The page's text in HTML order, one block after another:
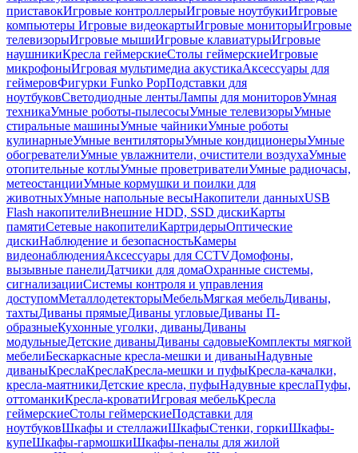
приставокИгровые контроллерыИгровые ноутбукиИгровые
компьютеры Игровые видеокартыИгровые мониторыИгровые
телевизорыИгровые мышиИгровые клавиатурыИгровые
наушникиКресла геймерскиеСтолы геймерскиеИгровые
микрофоныИгровая мультимедиа акустикаАксессуары для
геймеровФигурки Funko PopПодставки для
ноутбуковСветодиодные лентыЛампы для мониторовУмная
техникаУмные роботы-пылесосыУмные телевизорыУмные
стиральные машиныУмные чайникиУмные роботы
кулинарныеУмные вентиляторыУмные кондиционерыУмные
обогревателиУмные увлажнители, очистители воздухаУмные
отопительные котлыУмные проветривателиУмные радиочасы,
метеостанцииУмные кормушки и поилки для
животныхУмные напольные весыНакопители данныхUSB
Flash накопителиВнешние HDD, SSD дискиКарты
памятиСетевые накопителиКартридерыОптические
дискиНаблюдение и безопасностьКамеры
видеонаблюденияАксессуары для CCTVДомофоны,
вызывные панелиДатчики для домаОхранные системы,
сигнализацииСистемы контроля и управления
доступомМеталлодетекторыМебельМягкая мебельДиваны,
тахтыДиваны прямыеДиваны угловыеДиваны П-
образныеКухонные уголки, диваныДиваны
модульныеДетские диваныДиваны садовыеКомплекты мягкой
мебелиБескаркасные кресла-мешки и диваныНадувные
диваныКреслаКреслаКресла-мешки и пуфыКресла-качалки,
кресла-маятникиДетские кресла, пуфыНадувные креслаПуфы,
оттоманкиКресла-кроватиИгровая мебельКресла
геймерскиеСтолы геймерскиеПодставки для
ноутбуковШкафы и стеллажиШкафыСтенки, горкиШкафы-
купеШкафы-гармошкиШкафы-пеналы для жилой